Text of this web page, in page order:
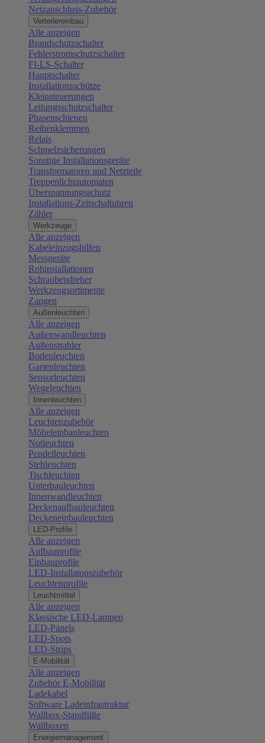
Netzanschluss-Zubehör
Verteilereinbau
Alle anzeigen
Brandschutzschalter
Fehlerstromschutzschalter
FI-LS-Schalter
Hauptschalter
Installationsschütze
Kleinsteuerungen
Leitungsschutzschalter
Phasenschienen
Reihenklemmen
Relais
Schmelzsicherungen
Sonstige Installationsgeräte
Transformatoren und Netzteile
Treppenlichtautomaten
Überspannungsschutz
Installations-Zeitschaltuhren
Zähler
Werkzeuge
Alle anzeigen
Kabeleinzugshilfen
Messgeräte
Rohinstallationen
Schraubendreher
Werkzeugsortimente
Zangen
Außenleuchten
Alle anzeigen
Außenwandleuchten
Außenstrahler
Bodenleuchten
Gartenleuchten
Sensorleuchten
Wegeleuchten
Innenleuchten
Alle anzeigen
Leuchtenzubehör
Möbeleinbauleuchten
Notleuchten
Pendelleuchten
Stehleuchten
Tischleuchten
Unterbauleuchten
Innenwandleuchten
Deckenaufbauleuchten
Deckeneinbauleuchten
LED-Profile
Alle anzeigen
Aufbauprofile
Einbauprofile
LED-Installatonszubehör
Leuchtenprofile
Leuchtmittel
Alle anzeigen
Klassische LED-Lampen
LED-Panels
LED-Spots
LED-Strips
E-Mobilität
Alle anzeigen
Zubehör E-Mobilität
Ladekabel
Software Ladeinfrastruktur
Wallbox-Standfüße
Wallboxen
Energiemanagement